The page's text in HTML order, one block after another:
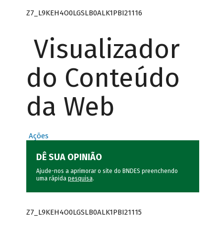
Z7_L9KEH4O0LGSLB0ALK1PBI21116
Visualizador
do Conteúdo
da Web
Ações
DÊ SUA OPINIÃO
Ajude-nos a aprimorar o site do BNDES preenchendo
uma rápida pesquisa.
Z7_L9KEH4O0LGSLB0ALK1PBI21115